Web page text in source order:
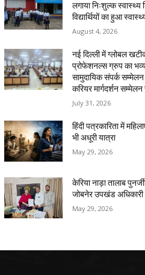
लगाया निःशुल्क स्वास्थ्य
विद्यार्थियों का हुआ
August 4, 2026
नई दिल्ली में ग्लोबल
प्रोफेशनल्स ग्रुप का भव्य
सामुदायिक संपर्क
करियर मार्गदर्शन सम्मेलन
July 31, 2026
हिंदी पत्रकारिता में
भी अधूरी यात्रा
May 29, 2026
केरिया नाड़ा तालाब
जोबनेर उपखंड अधिकारी
May 29, 2026